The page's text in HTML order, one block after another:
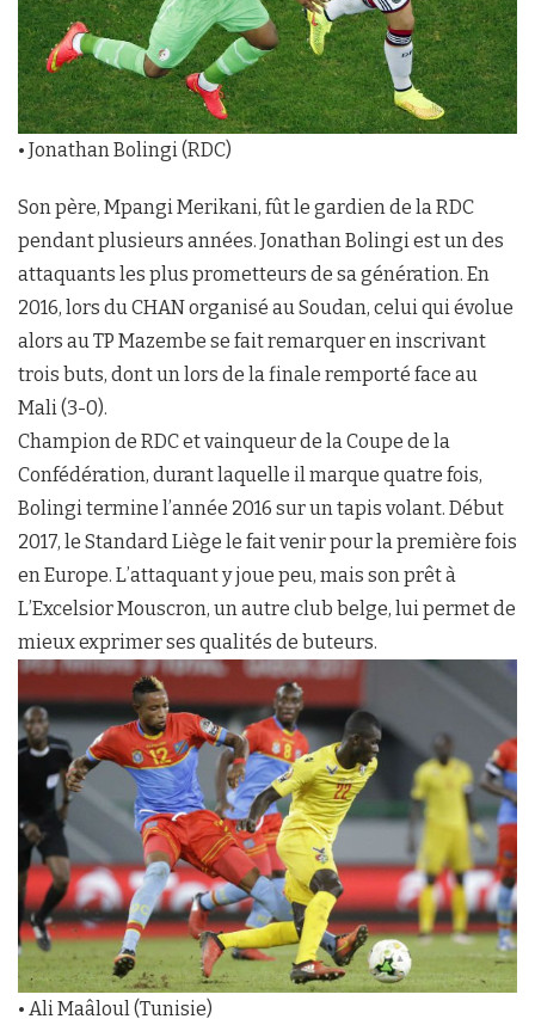
• Jonathan Bolingi (RDC)
Son père, Mpangi Merikani, fût le gardien de la RDC
pendant plusieurs années. Jonathan Bolingi est un des
attaquants les plus prometteurs de sa génération. En
2016, lors du CHAN organisé au Soudan, celui qui évolue
alors au TP Mazembe se fait remarquer en inscrivant
trois buts, dont un lors de la finale remporté face au
Mali (3-0).
Champion de RDC et vainqueur de la Coupe de la
Confédération, durant laquelle il marque quatre fois,
Bolingi termine l’année 2016 sur un tapis volant. Début
2017, le Standard Liège le fait venir pour la première fois
en Europe. L’attaquant y joue peu, mais son prêt à
L’Excelsior Mouscron, un autre club belge, lui permet de
mieux exprimer ses qualités de buteurs.
• Ali Maâloul (Tunisie)